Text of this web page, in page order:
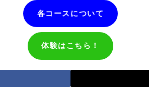
各コースについて
体験はこちら！